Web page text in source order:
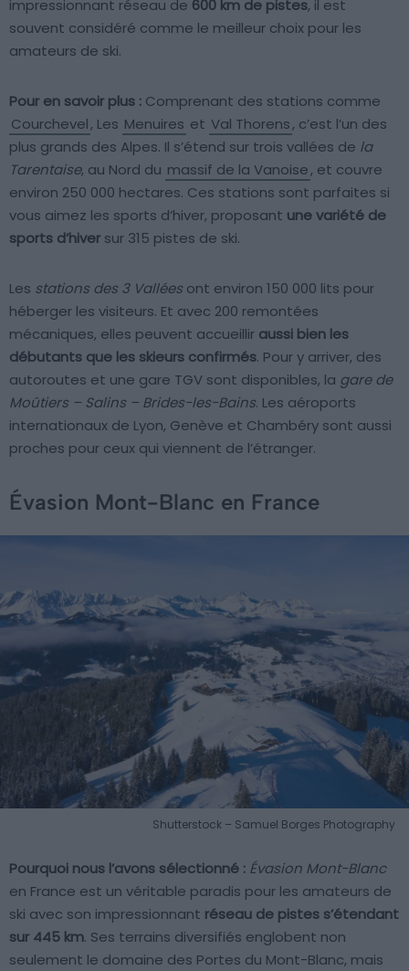
impressionnant réseau de 600 km de pistes, il est
souvent considéré comme le meilleur choix pour les
amateurs de ski.
Pour en savoir plus : Comprenant des stations comme
Courchevel, Les Menuires et Val Thorens, c’est l’un des
plus grands des Alpes. Il s’étend sur trois vallées de la
Tarentaise, au Nord du massif de la Vanoise, et couvre
environ 250 000 hectares. Ces stations sont parfaites si
vous aimez les sports d’hiver, proposant une variété de
sports d’hiver sur 315 pistes de ski.
Les stations des 3 Vallées ont environ 150 000 lits pour
héberger les visiteurs. Et avec 200 remontées
mécaniques, elles peuvent accueillir aussi bien les
débutants que les skieurs confirmés. Pour y arriver, des
autoroutes et une gare TGV sont disponibles, la gare de
Moûtiers – Salins – Brides-les-Bains. Les aéroports
internationaux de Lyon, Genève et Chambéry sont aussi
proches pour ceux qui viennent de l’étranger.
Évasion Mont-Blanc en France
Shutterstock – Samuel Borges Photography
Pourquoi nous l’avons sélectionné : Évasion Mont-Blanc
en France est un véritable paradis pour les amateurs de
ski avec son impressionnant réseau de pistes s’étendant
sur 445 km. Ses terrains diversifiés englobent non
seulement le domaine des Portes du Mont-Blanc, mais